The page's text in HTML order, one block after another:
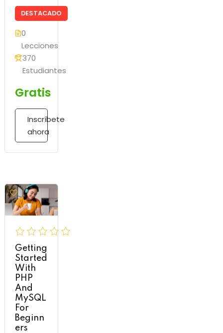
DESTACADO
0
Lecciones
370
Estudiantes
Gratis
Inscríbete
ahora
Getting
Started
With
PHP
And
MySQL
For
Beginn
ers